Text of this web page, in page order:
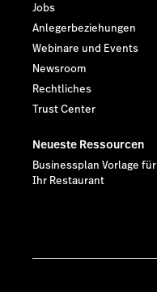
Jobs
Anlegerbeziehungen
Webinare und Events
Newsroom
Rechtliches
Trust Center
Neueste Ressourcen
Businessplan Vorlage für
Ihr Restaurant